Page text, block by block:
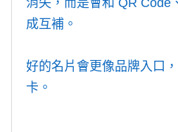
消失，而是會和 QR Code
成互補。
好的名片會更像品牌入口
卡。